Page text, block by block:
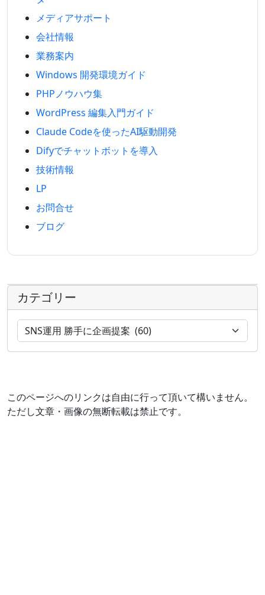
メディアサポート
会社情報
業務案内
Windows 開発環境ガイド
PHPノウハウ集
WordPress 編集入門ガイド
Claude Codeを使ったAI駆動開発
Difyでチャットボットを導入
技術情報
LP
お問合せ
ブログ
カテゴリー
このページへのリンクは自由に行って頂いて構いません。
ただし文章・画像の無断転載は禁止です。